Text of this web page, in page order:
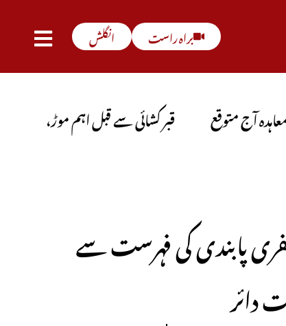
انگلش براہ راست
قبر کشائی سے قبل اہم موڑ، میر رضا کے
پابندی کی فہرست سے
دائر